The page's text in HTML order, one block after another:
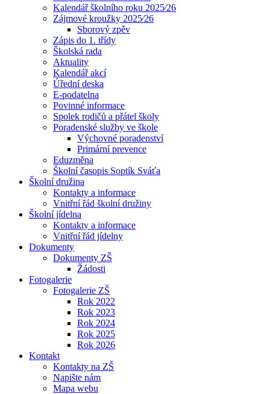
Kalendář školního roku 2025⁄26
Zájmové kroužky 2025⁄26
Sborový zpěv
Zápis do 1. třídy
Školská rada
Aktuality
Kalendář akcí
Úřední deska
E-podatelna
Povinné informace
Spolek rodičů a přátel školy
Poradenské služby ve škole
Výchovné poradenství
Primární prevence
Eduzměna
Školní časopis Soptík Sváťa
Školní družina
Kontakty a informace
Vnitřní řád školní družiny
Školní jídelna
Kontakty a informace
Vnitřní řád jídelny
Dokumenty
Dokumenty ZŠ
Žádosti
Fotogalerie
Fotogalerie ZŠ
Rok 2022
Rok 2023
Rok 2024
Rok 2025
Rok 2026
Kontakt
Kontakty na ZŠ
Napište nám
Mapa webu